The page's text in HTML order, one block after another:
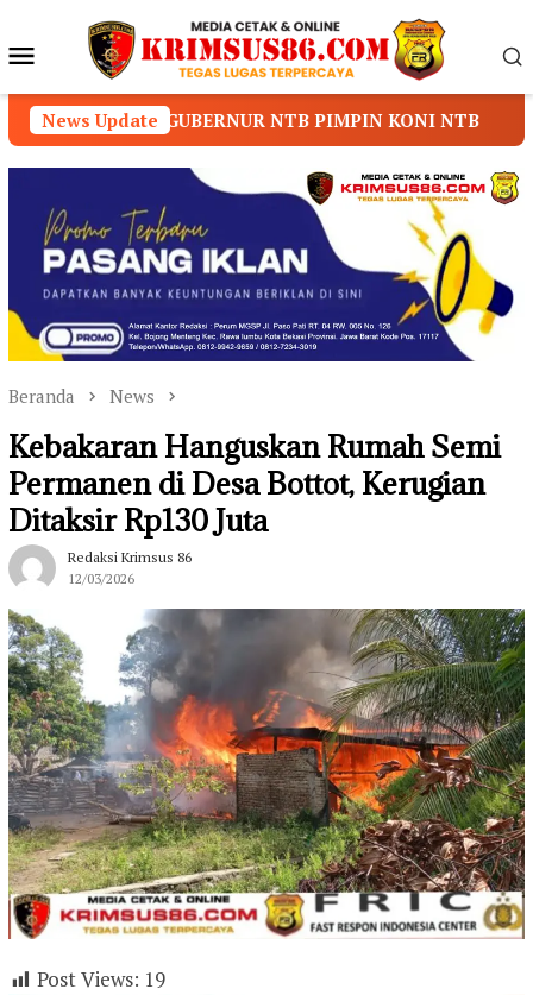
konten Menu
Mobile
News Update
NTB PIMPIN KONI NTB Prof. Dr. Sutan
Beranda News
Kebakaran Hanguskan Rumah Semi
Permanen di Desa Bottot, Kerugian
Ditaksir Rp130 Juta
Redaksi Krimsus 86
12/03/2026
Post Views: 19